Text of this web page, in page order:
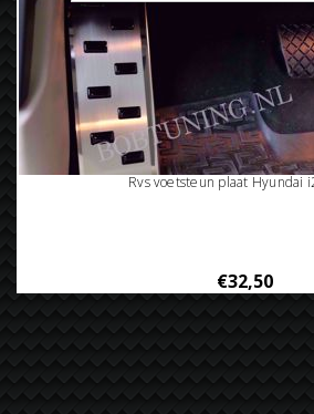
Rvs voetsteun plaat Hyundai
€32,50